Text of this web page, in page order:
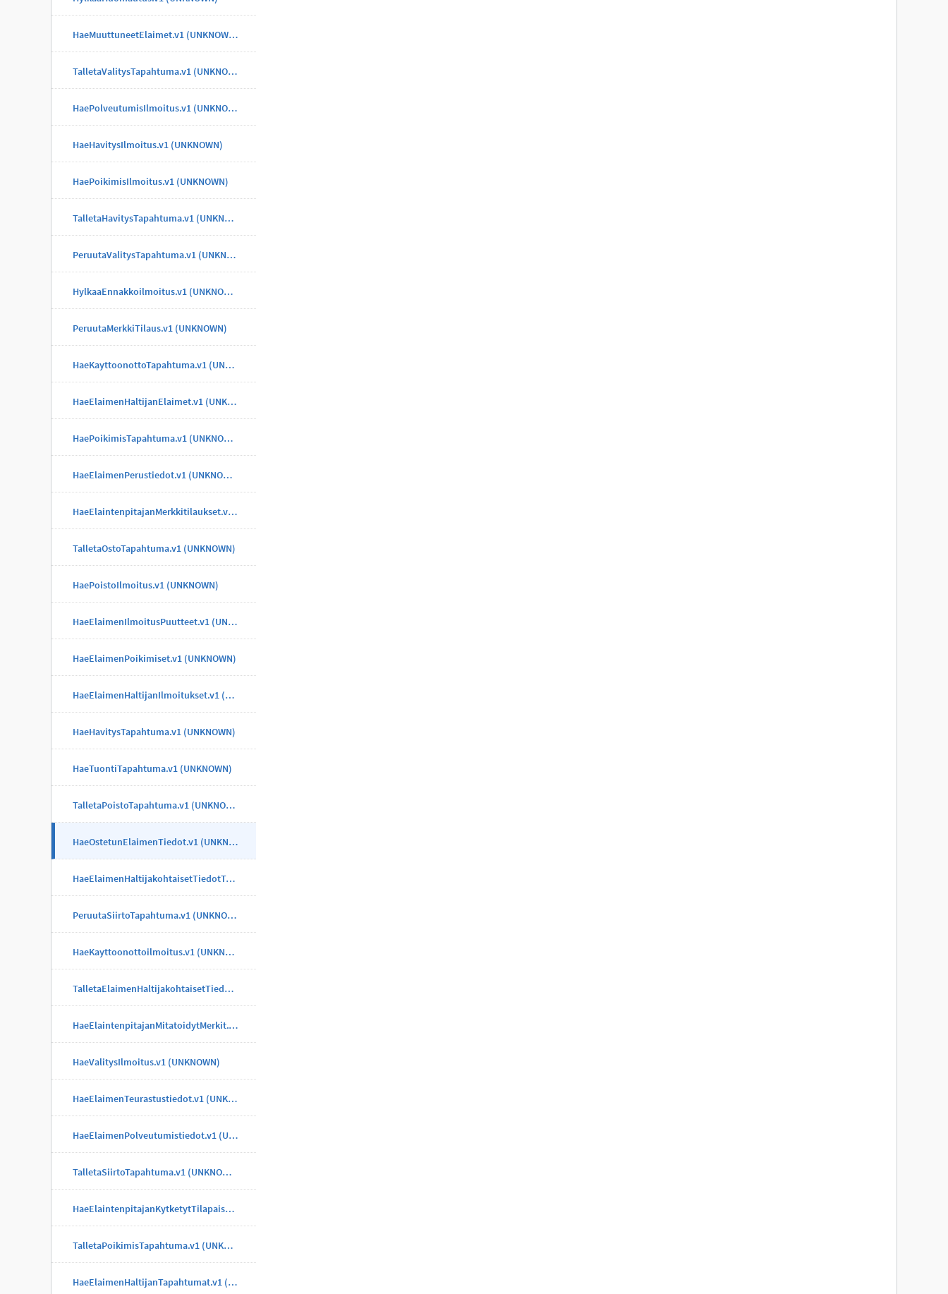
HaeMuuttuneetElaimet.v1 (UNKNOWN)
TalletaValitysTapahtuma.v1 (UNKNOWN)
HaePolveutumisIlmoitus.v1 (UNKNOWN)
HaeHavitysIlmoitus.v1 (UNKNOWN)
HaePoikimisIlmoitus.v1 (UNKNOWN)
TalletaHavitysTapahtuma.v1 (UNKNOWN)
PeruutaValitysTapahtuma.v1 (UNKNOWN)
HylkaaEnnakkoilmoitus.v1 (UNKNOWN)
PeruutaMerkkiTilaus.v1 (UNKNOWN)
HaeKayttoonottoTapahtuma.v1 (UNKNOWN)
HaeElaimenHaltijanElaimet.v1 (UNKNOWN)
HaePoikimisTapahtuma.v1 (UNKNOWN)
HaeElaimenPerustiedot.v1 (UNKNOWN)
HaeElaintenpitajanMerkkitilaukset.v1 (UNKNOWN)
TalletaOstoTapahtuma.v1 (UNKNOWN)
HaePoistoIlmoitus.v1 (UNKNOWN)
HaeElaimenIlmoitusPuutteet.v1 (UNKNOWN)
HaeElaimenPoikimiset.v1 (UNKNOWN)
HaeElaimenHaltijanIlmoitukset.v1 (UNKNOWN)
HaeHavitysTapahtuma.v1 (UNKNOWN)
HaeTuontiTapahtuma.v1 (UNKNOWN)
TalletaPoistoTapahtuma.v1 (UNKNOWN)
HaeOstetunElaimenTiedot.v1 (UNKNOWN)
HaeElaimenHaltijakohtaisetTiedotTapahtuma.v1 (UNKNOWN)
PeruutaSiirtoTapahtuma.v1 (UNKNOWN)
HaeKayttoonottoilmoitus.v1 (UNKNOWN)
TalletaElaimenHaltijakohtaisetTiedotTapahtuma.v1 (UNKNOWN)
HaeElaintenpitajanMitatoidytMerkit.v1 (UNKNOWN)
HaeValitysIlmoitus.v1 (UNKNOWN)
HaeElaimenTeurastustiedot.v1 (UNKNOWN)
HaeElaimenPolveutumistiedot.v1 (UNKNOWN)
TalletaSiirtoTapahtuma.v1 (UNKNOWN)
HaeElaintenpitajanKytketytTilapaisMerkit.v1 (UNKNOWN)
TalletaPoikimisTapahtuma.v1 (UNKNOWN)
HaeElaimenHaltijanTapahtumat.v1 (UNKNOWN)